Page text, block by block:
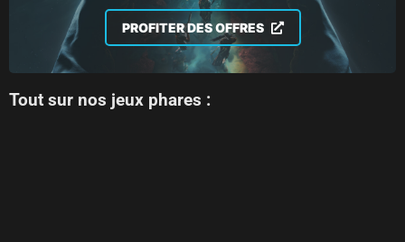
PROFITER DES OFFRES
Tout sur nos jeux phares :